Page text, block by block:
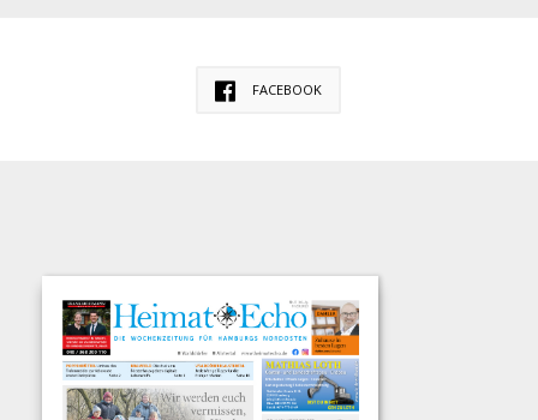
FACEBOOK